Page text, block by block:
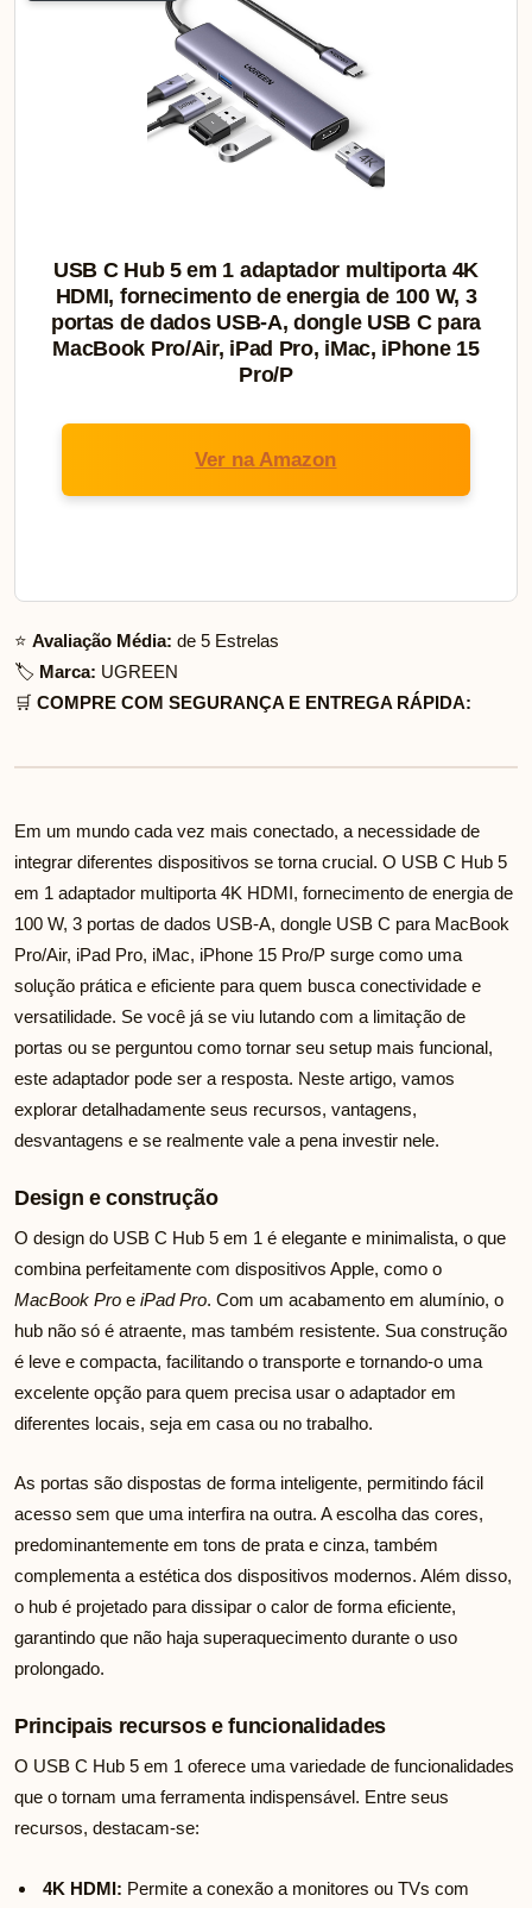
USB C Hub 5 em 1 adaptador multiporta 4K
HDMI, fornecimento de energia de 100 W, 3
portas de dados USB-A, dongle USB C para
MacBook Pro/Air, iPad Pro, iMac, iPhone 15
Pro/P
Ver na Amazon
⭐ Avaliação Média: de 5 Estrelas
🏷️ Marca: UGREEN
🛒 COMPRE COM SEGURANÇA E ENTREGA RÁPIDA:
Em um mundo cada vez mais conectado, a necessidade de
integrar diferentes dispositivos se torna crucial. O USB C Hub 5
em 1 adaptador multiporta 4K HDMI, fornecimento de energia de
100 W, 3 portas de dados USB-A, dongle USB C para MacBook
Pro/Air, iPad Pro, iMac, iPhone 15 Pro/P surge como uma
solução prática e eficiente para quem busca conectividade e
versatilidade. Se você já se viu lutando com a limitação de
portas ou se perguntou como tornar seu setup mais funcional,
este adaptador pode ser a resposta. Neste artigo, vamos
explorar detalhadamente seus recursos, vantagens,
desvantagens e se realmente vale a pena investir nele.
Design e construção
O design do USB C Hub 5 em 1 é elegante e minimalista, o que
combina perfeitamente com dispositivos Apple, como o
MacBook Pro e iPad Pro. Com um acabamento em alumínio, o
hub não só é atraente, mas também resistente. Sua construção
é leve e compacta, facilitando o transporte e tornando-o uma
excelente opção para quem precisa usar o adaptador em
diferentes locais, seja em casa ou no trabalho.
As portas são dispostas de forma inteligente, permitindo fácil
acesso sem que uma interfira na outra. A escolha das cores,
predominantemente em tons de prata e cinza, também
complementa a estética dos dispositivos modernos. Além disso,
o hub é projetado para dissipar o calor de forma eficiente,
garantindo que não haja superaquecimento durante o uso
prolongado.
Principais recursos e funcionalidades
O USB C Hub 5 em 1 oferece uma variedade de funcionalidades
que o tornam uma ferramenta indispensável. Entre seus
recursos, destacam-se:
4K HDMI: Permite a conexão a monitores ou TVs com